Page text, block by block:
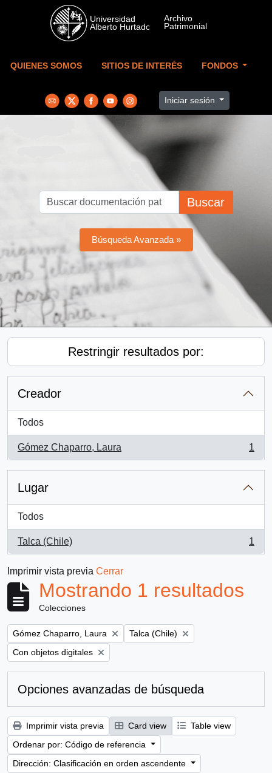
Skip to main content
QUIENES SOMOS SITIOS DE INTERÉS FONDOS
Iniciar sesión
Buscar
Búsqueda Avanzada »
Restringir resultados por:
Creador
Todos
Gómez Chaparro, Laura
, 1 resultados
1
Lugar
Todos
Talca (Chile)
, 1 resultados
1
Imprimir vista previa Cerrar
Mostrando 1 resultados
Colecciones
Remove filter:
Gómez Chaparro, Laura Remove filter:
Talca (Chile)
Remove filter:
Con objetos digitales
Opciones avanzadas de búsqueda
Imprimir vista previa Card view
Table view
Ordenar por: Código de referencia
Dirección: Clasificación en orden ascendente